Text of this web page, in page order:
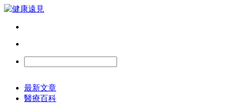
最新文章
醫療百科